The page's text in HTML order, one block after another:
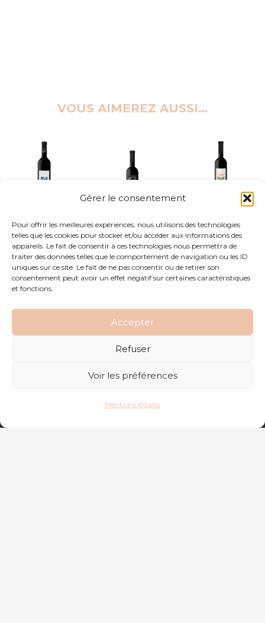
Gérer le consentement
Pour offrir les meilleures expériences, nous utilisons des technologies
telles que les cookies pour stocker et/ou accéder aux informations des
appareils. Le fait de consentir à ces technologies nous permettra de
traiter des données telles que le comportement de navigation ou les ID
uniques sur ce site. Le fait de ne pas consentir ou de retirer son
consentement peut avoir un effet négatif sur certaines caractéristiques
et fonctions.
Accepter
Refuser
Voir les préférences
Mentions légales
VOUS AIMEREZ AUSSI…
LIEUX
ROUGE
Cuvée Beaux
Lieux•IGP Vin de
Pays du Var
BON PIN
ROUGE
AOP Côtes de
Provence•Cuvée
Bon Pin
JAUNE
ROUGE
AOP Côtes de
Provence•Cuvée